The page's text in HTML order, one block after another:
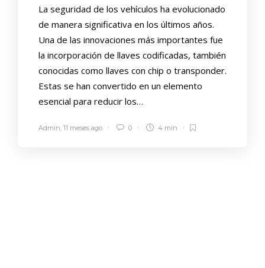
La seguridad de los vehículos ha evolucionado
de manera significativa en los últimos años.
Una de las innovaciones más importantes fue
la incorporación de llaves codificadas, también
conocidas como llaves con chip o transponder.
Estas se han convertido en un elemento
esencial para reducir los…
Admin, 11 meses ago 0 4 min